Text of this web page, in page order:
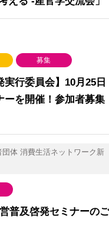
募集
実行委員会】10月25日
ーを開催！参加者募集
団体 消費生活ネットワーク新
普及啓発セミナーのご